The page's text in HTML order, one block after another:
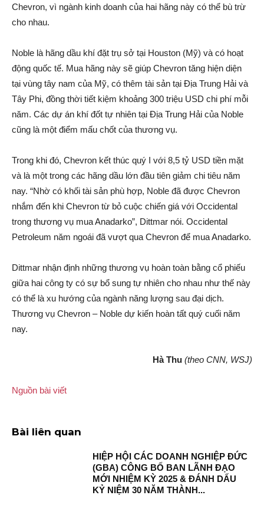
Chevron, vì ngành kinh doanh của hai hãng này có thể bù trừ
cho nhau.
Noble là hãng dầu khí đặt trụ sở tại Houston (Mỹ) và có hoạt
động quốc tế. Mua hãng này sẽ giúp Chevron tăng hiện diện
tại vùng tây nam của Mỹ, có thêm tài sản tại Địa Trung Hải và
Tây Phi, đồng thời tiết kiệm khoảng 300 triệu USD chi phí mỗi
năm. Các dự án khí đốt tự nhiên tại Địa Trung Hải của Noble
cũng là một điểm mấu chốt của thương vụ.
Trong khi đó, Chevron kết thúc quý I với 8,5 tỷ USD tiền mặt
và là một trong các hãng dầu lớn đầu tiên giảm chi tiêu năm
nay. “Nhờ có khối tài sản phù hợp, Noble đã được Chevron
nhắm đến khi Chevron từ bỏ cuộc chiến giá với Occidental
trong thương vụ mua Anadarko”, Dittmar nói. Occidental
Petroleum năm ngoái đã vượt qua Chevron để mua Anadarko.
Dittmar nhận định những thương vụ hoàn toàn bằng cổ phiếu
giữa hai công ty có sự bổ sung tự nhiên cho nhau như thế này
có thể là xu hướng của ngành năng lượng sau đại dịch.
Thương vụ Chevron – Noble dự kiến hoàn tất quý cuối năm
nay.
Hà Thu (theo CNN, WSJ)
Nguồn bài viết
Bài liên quan
HIỆP HỘI CÁC DOANH NGHIỆP ĐỨC
(GBA) CÔNG BỐ BAN LÃNH ĐẠO
MỚI NHIỆM KỲ 2025 & ĐÁNH DẤU
KỶ NIỆM 30 NĂM THÀNH...